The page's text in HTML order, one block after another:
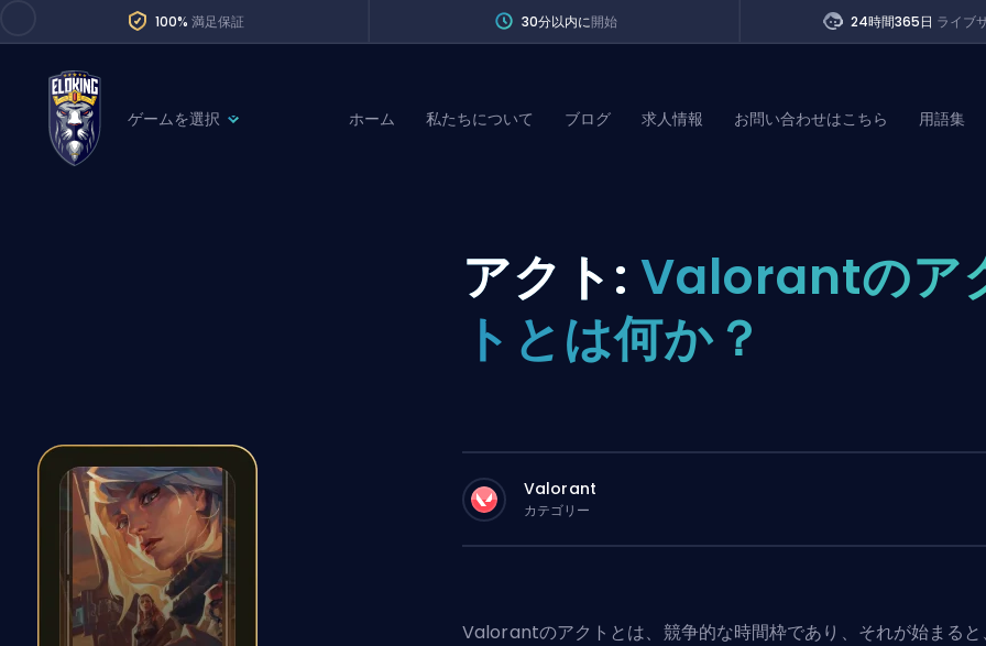
100% 満足保証 30分以内に開始 24時間365日 ライブ
ゲームを選択
Path of Exile 2
Division Boost
Teammate
ホーム 私たちについて ブログ 求人情報 お問い合わせはこちら 用語集
アクト: Valorantのア
トとは何か？
Valorant
カテゴリー
Valorantのアクトとは、競争的な時間枠であり、それが始まると